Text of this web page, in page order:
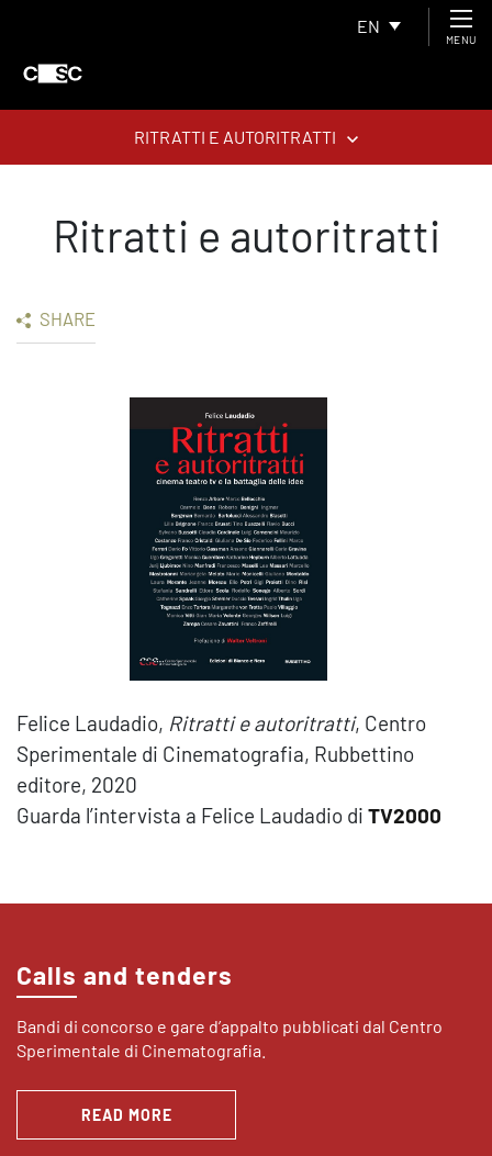
EN
MENU
RITRATTI E AUTORITRATTI
Ritratti e autoritratti
SHARE
Felice Laudadio, Ritratti e autoritratti, Centro
Sperimentale di Cinematografia, Rubbettino
editore, 2020
Guarda l’intervista a Felice Laudadio di TV2000
Calls and tenders
Bandi di concorso e gare d’appalto pubblicati dal Centro
Sperimentale di Cinematografia.
READ MORE